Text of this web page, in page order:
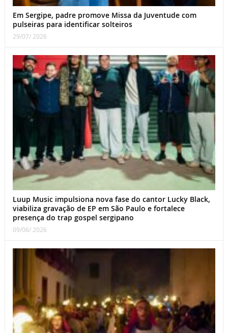
Em Sergipe, padre promove Missa da Juventude com
pulseiras para identificar solteiros
29/07/ 2026
Luup Music impulsiona nova fase do cantor Lucky Black,
viabiliza gravação de EP em São Paulo e fortalece
presença do trap gospel sergipano
09/06/ 2026